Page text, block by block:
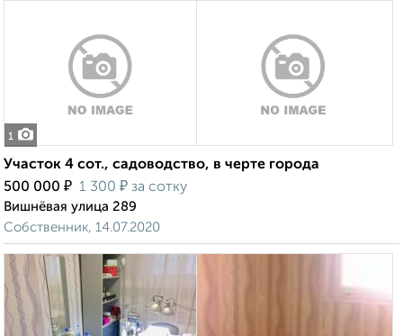
1
Участок 4 сот., садоводство, в черте города
500 000 ₽ 1 300 ₽ за сотку
Вишнёвая улица 289
Собственник, 14.07.2020